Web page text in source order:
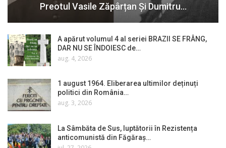
Preotul Vasile Zăpârțan Și Dumitru…
A apărut volumul 4 al seriei BRAZII SE FRÂNG,
DAR NU SE ÎNDOIESC de…
aug. 4, 2026
1 august 1964. Eliberarea ultimilor deținuți
politici din România…
aug. 3, 2026
La Sâmbăta de Sus, luptătorii în Rezistența
anticomunistă din Făgăraș…